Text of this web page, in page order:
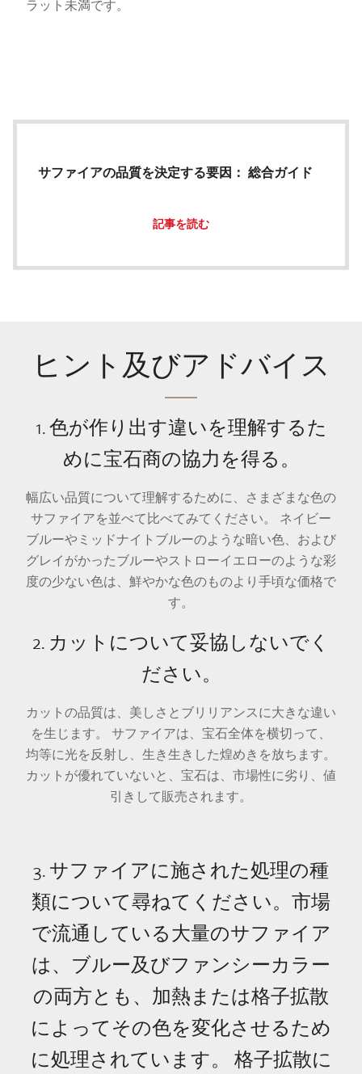
ラット未満です。
サファイアの品質を決定する要因： 総合ガイド
記事を読む
ヒント及びアドバイス
1. 色が作り出す違いを理解するた
めに宝石商の協力を得る。
幅広い品質について理解するために、さまざまな色の
サファイアを並べて比べてみてください。 ネイビー
ブルーやミッドナイトブルーのような暗い色、および
グレイがかったブルーやストローイエローのような彩
度の少ない色は、鮮やかな色のものより手頃な価格で
す。
2. カットについて妥協しないでく
ださい。
カットの品質は、美しさとブリリアンスに大きな違い
を生じます。 サファイアは、宝石全体を横切って、
均等に光を反射し、生き生きした煌めきを放ちます。
カットが優れていないと、宝石は、市場性に劣り、値
引きして販売されます。
3. サファイアに施された処理の種
類について尋ねてください。市場
で流通している大量のサファイア
は、ブルー及びファンシーカラー
の両方とも、加熱または格子拡散
によってその色を変化させるため
に処理されています。 格子拡散に